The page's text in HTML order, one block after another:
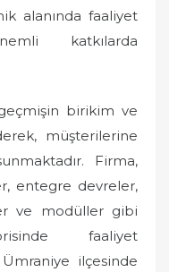
alanında faaliyet
katkılarda
birikim ve
müşterilerine
Firma,
entegre devreler,
ve modüller gibi
faaliyet
ilçesinde